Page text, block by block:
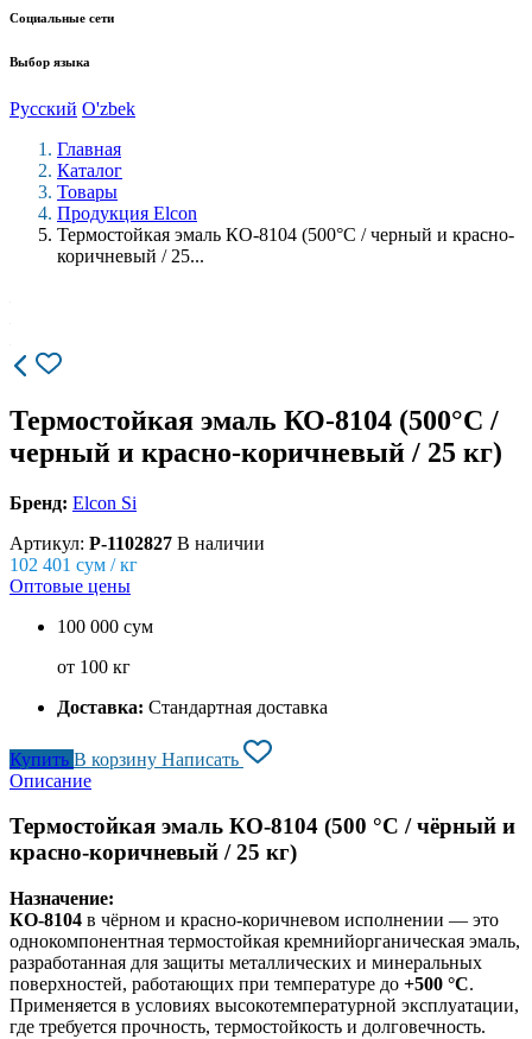
Социальные сети
Выбор языка
Русский O'zbek
Главная
Каталог
Товары
Продукция Elcon
Термостойкая эмаль КО-8104 (500°С / черный и красно-
коричневый / 25...
Термостойкая эмаль КО-8104 (500°С /
черный и красно-коричневый / 25 кг)
Бренд: Elcon Si
Артикул: P-1102827 В наличии
102 401 сум / кг
Оптовые цены
100 000 сум
от 100 кг
Доставка: Стандартная доставка
Купить В корзину Написать
Описание
Термостойкая эмаль КО-8104 (500 °C / чёрный и
красно-коричневый / 25 кг)
Назначение:
КО-8104 в чёрном и красно-коричневом исполнении — это
однокомпонентная термостойкая кремнийорганическая эмаль,
разработанная для защиты металлических и минеральных
поверхностей, работающих при температуре до +500 °C.
Применяется в условиях высокотемпературной эксплуатации,
где требуется прочность, термостойкость и долговечность.